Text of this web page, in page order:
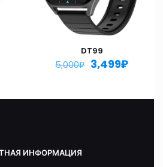
DT99
5,000₽ 3,499₽
ИНФОРМАЦИЯ